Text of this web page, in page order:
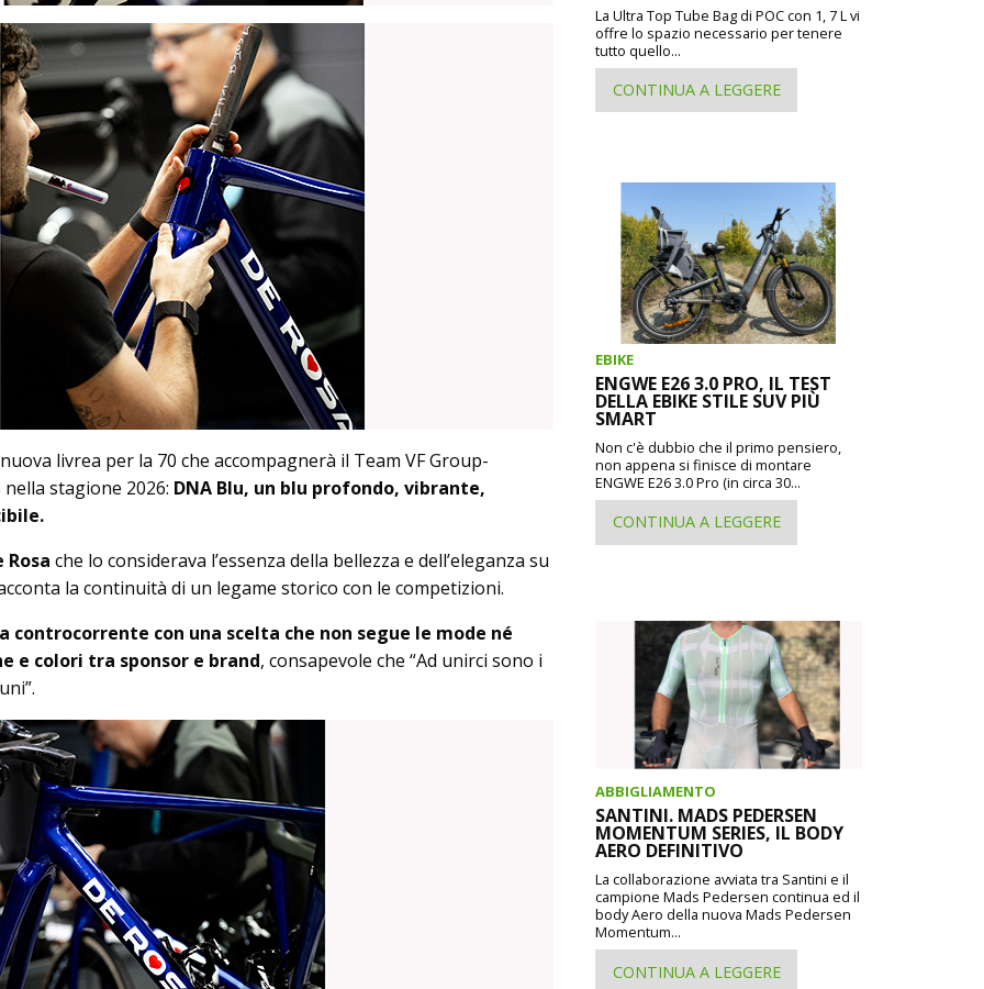
livrea per la 70 che accompagnerà il Team VF Group-
nella stagione 2026: DNA Blu, un blu profondo, vibrante,
che lo considerava l’essenza della bellezza e dell’eleganza su
la continuità di un legame storico con le competizioni.
controcorrente con una scelta che non segue le mode né
e colori tra sponsor e brand, consapevole che “Ad unirci sono i
La Ultra Top Tube Bag di POC con 1, 7 L vi
offre lo spazio necessario per tenere
tutto quello...
CONTINUA A LEGGERE
EBIKE
ENGWE E26 3.0 PRO, IL TEST
DELLA EBIKE STILE SUV PIÙ
SMART
Non c'è dubbio che il primo pensiero,
non appena si finisce di montare
ENGWE E26 3.0 Pro (in circa 30...
CONTINUA A LEGGERE
ABBIGLIAMENTO
SANTINI. MADS PEDERSEN
MOMENTUM SERIES, IL BODY
AERO DEFINITIVO
La collaborazione avviata tra Santini e il
campione Mads Pedersen continua ed il
body Aero della nuova Mads Pedersen
Momentum...
CONTINUA A LEGGERE